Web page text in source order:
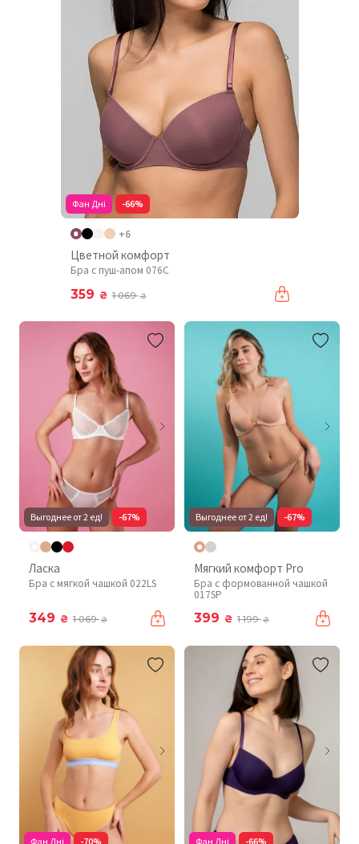
Фан Дні -66%
+6
Цветной комфорт
Бра с пуш-апом 076C
359 ₴ 1 069₴
Выгоднее от 2 ед! -67%
Ласка
Бра с мягкой чашкой 022LS
349 ₴ 1 069₴
Выгоднее от 2 ед! -67%
Мягкий комфорт Pro
Бра с формованной чашкой
017SP
399 ₴ 1 199₴
Фан Дні -70% Фан Дні -66%